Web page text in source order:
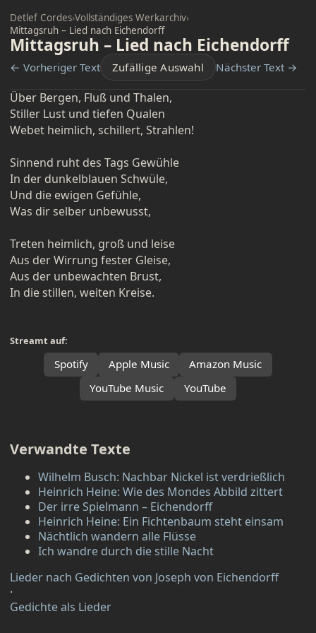
Detlef Cordes›Vollständiges Werkarchiv›
Mittagsruh – Lied nach Eichendorff
Mittagsruh – Lied nach Eichendorff
← Vorheriger Text Zufällige Auswahl Nächster Text →
Über Bergen, Fluß und Thalen,
Stiller Lust und tiefen Qualen
Webet heimlich, schillert, Strahlen!
Sinnend ruht des Tags Gewühle
In der dunkelblauen Schwüle,
Und die ewigen Gefühle,
Was dir selber unbewusst,
Treten heimlich, groß und leise
Aus der Wirrung fester Gleise,
Aus der unbewachten Brust,
In die stillen, weiten Kreise.
Streamt auf:
Spotify Apple Music
Amazon Music
YouTube Music
YouTube
Verwandte Texte
Wilhelm Busch: Nachbar Nickel ist verdrießlich
Heinrich Heine: Wie des Mondes Abbild zittert
Der irre Spielmann – Eichendorff
Heinrich Heine: Ein Fichtenbaum steht einsam
Nächtlich wandern alle Flüsse
Ich wandre durch die stille Nacht
Lieder nach Gedichten von Joseph von Eichendorff
·
Gedichte als Lieder